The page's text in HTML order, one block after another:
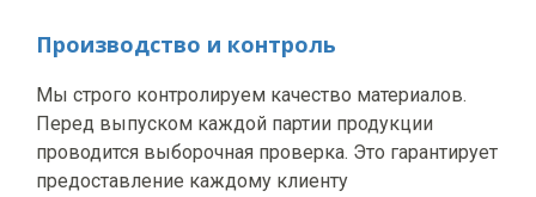
Производство и контроль
Мы строго контролируем качество материалов.
Перед выпуском каждой партии продукции
проводится выборочная проверка. Это гарантирует
предоставление каждому клиенту